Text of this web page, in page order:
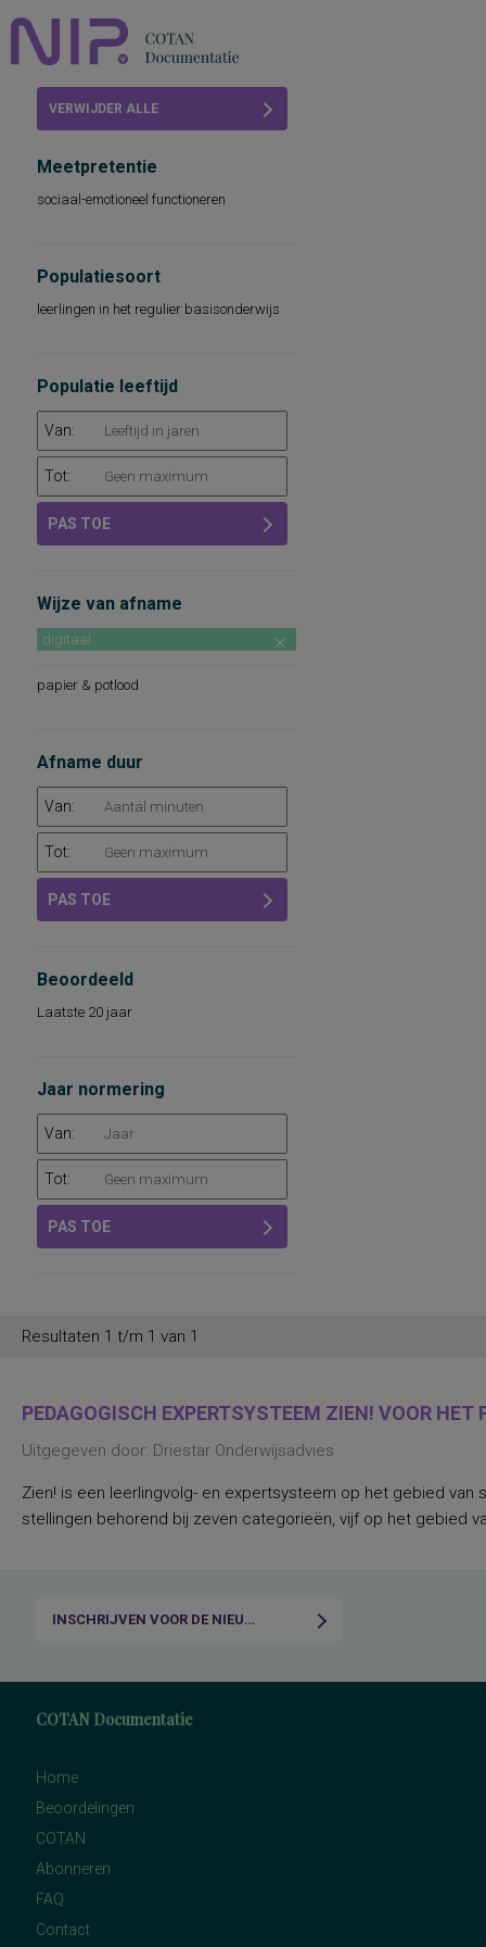
VERWIJDER ALLE
Meetpretentie
sociaal-emotioneel functioneren
Populatiesoort
leerlingen in het regulier basisonderwijs
Populatie leeftijd
Van:
Tot:
PAS TOE
Wijze van afname
digitaal
papier & potlood
Afname duur
Van:
Tot:
PAS TOE
Beoordeeld
Laatste 20 jaar
Jaar normering
Van:
Tot:
PAS TOE
Resultaten 1 t/m 1 van 1
PEDAGOGISCH EXPERTSYSTEEM ZIEN! VOOR HET
Uitgegeven door: Driestar Onderwijsadvies
Zien! is een leerlingvolg- en expertsysteem op het gebied
stellingen behorend bij zeven categorieën, vijf op het gebied
INSCHRIJVEN VOOR DE NIEUWSBRIEF
COTAN Documentatie
Home
Beoordelingen
COTAN
Abonneren
FAQ
Contact